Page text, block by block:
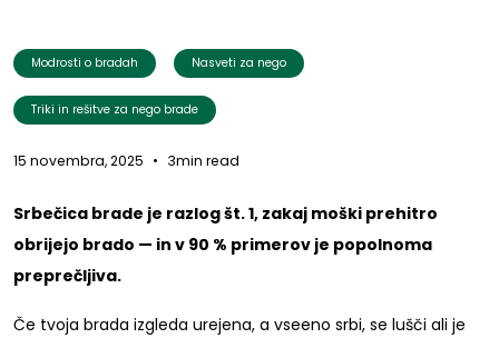
Modrosti o bradah Nasveti za nego
Triki in rešitve za nego brade
15 novembra, 2025 • 3min read
Srbečica brade je razlog št. 1, zakaj moški prehitro
obrijejo brado — in v 90 % primerov je popolnoma
preprečljiva.
Če tvoja brada izgleda urejena, a vseeno srbi, se lušči ali je